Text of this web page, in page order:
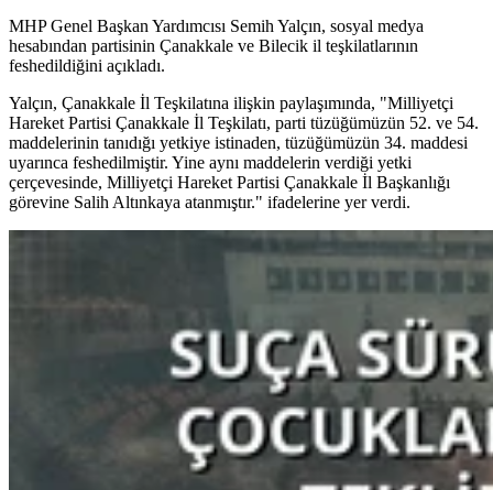
MHP Genel Başkan Yardımcısı Semih Yalçın, sosyal medya
hesabından partisinin Çanakkale ve Bilecik il teşkilatlarının
feshedildiğini açıkladı.
Yalçın, Çanakkale İl Teşkilatına ilişkin paylaşımında, "Milliyetçi
Hareket Partisi Çanakkale İl Teşkilatı, parti tüzüğümüzün 52. ve 54.
maddelerinin tanıdığı yetkiye istinaden, tüzüğümüzün 34. maddesi
uyarınca feshedilmiştir. Yine aynı maddelerin verdiği yetki
çerçevesinde, Milliyetçi Hareket Partisi Çanakkale İl Başkanlığı
görevine Salih Altınkaya atanmıştır." ifadelerine yer verdi.